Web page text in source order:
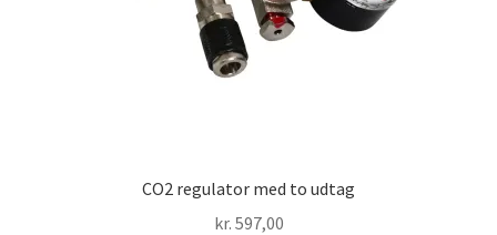
CO2 regulator med to udtag
kr. 597,00